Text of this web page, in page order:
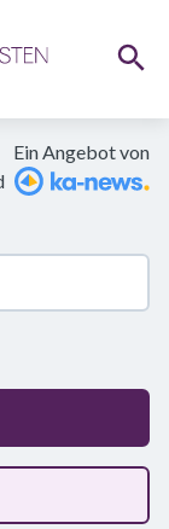
Ein Angebot von